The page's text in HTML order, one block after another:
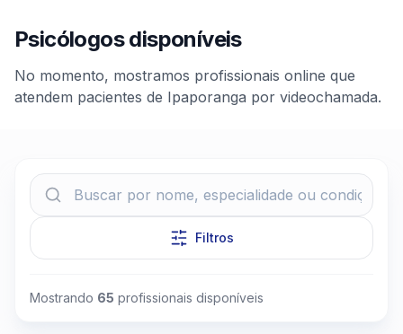
Clique para assistir
Psicólogos disponíveis
No momento, mostramos profissionais online que
atendem pacientes de Ipaporanga por videochamada.
Filtros
Mostrando 65 profissionais disponíveis